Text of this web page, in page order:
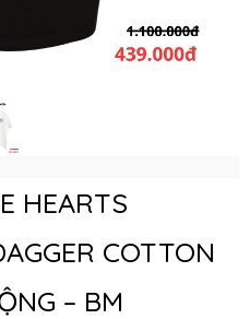
HEARTS
COTTON
– BM